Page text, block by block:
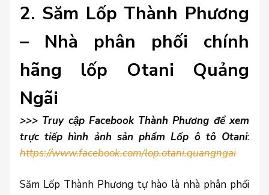
2. Săm Lốp Thành Phương
– Nhà phân phối chính
hãng lốp Otani Quảng
Ngãi
>>> Truy cập Facebook Thành Phương để xem
trực tiếp hình ảnh sản phẩm Lốp ô tô Otani:
https://www.facebook.com/lop.otani.quangngai
Săm Lốp Thành Phương tự hào là nhà phân phối